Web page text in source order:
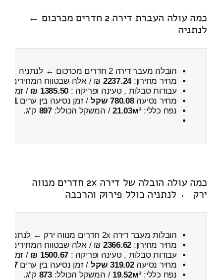
כמה עולה העברת דירה 2 חדרים מכרכום ←
לנתניה
הובלה מעבר דירה 2 חדרים מכרכום ← לנתניה
מחיר מחירון:2237.24 ₪ / אלה שבטווח המחירים
עבודות סבלות , טעינה ופריקה : 1385.50 ₪ / זמן :
מחיר נסיעה780.08 שקל / זמן נסיעה בין ערים1 שעות , 4 דקות
נפח כללי:21.03м³/ המשקל הכולל:897 ק”ג.
כמה עולה הובלה של דירה 2x חדרים מנווה
ירק ← לנתניה כולל פירוק והרכבה
הובלות מעבר דירה 2x חדרים מנווה ירק ← לנתניה
מחיר מחירון: 2366.62 ₪ / אלה שבטווח המחירים
עבודות סבלות , טעינה ופריקה : 1500.67 ₪ / זמן :
מחיר נסיעה319.02 שקל / זמן נסיעה בין ערים27 דקות
נפח כללי:19.52м³ / המשקל הכולל:873 ק”ג.